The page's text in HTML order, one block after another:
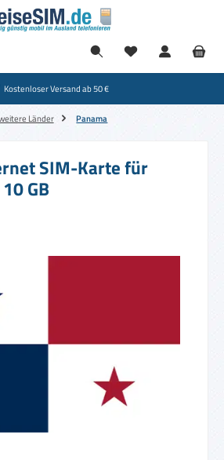
Kostenloser Versand ab 50 €
Länder Panama
SIM-Karte für
GB